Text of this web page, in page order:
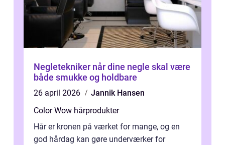
Negletekniker når dine negle skal være
både smukke og holdbare
26 april 2026
Jannik Hansen
Color Wow hårprodukter
Hår er kronen på værket for mange, og en
god hårdag kan gøre underværker for